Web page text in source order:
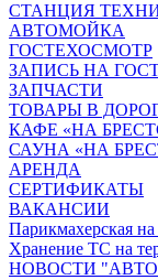
СТАНЦИЯ
АВТОМОЙКА
ГОСТЕХОСМОТР
ЗАПИСЬ НА
ЗАПЧАСТИ
ТОВАРЫ В
КАФЕ «НА
САУНА «НА
АРЕНДА
СЕРТИФИКАТЫ
ВАКАНСИИ
Парикмахерская на
Хранение ТС на
НОВОСТИ